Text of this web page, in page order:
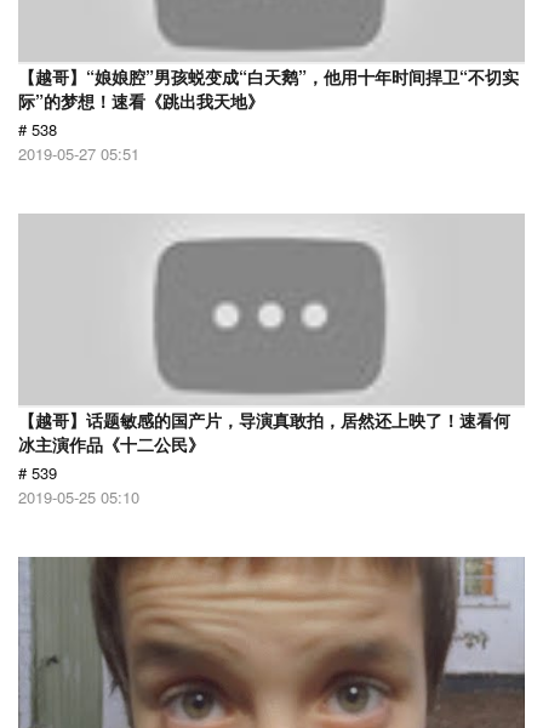
【越哥】“娘娘腔”男孩蜕变成“白天鹅”，他用十年时间捍卫“不切实
际”的梦想！速看《跳出我天地》
# 538
2019-05-27 05:51
【越哥】话题敏感的国产片，导演真敢拍，居然还上映了！速看何
冰主演作品《十二公民》
# 539
2019-05-25 05:10